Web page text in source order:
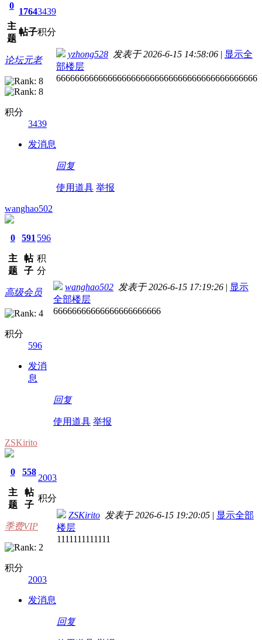
0
主
题
1764
帖子
3439
积分
论坛元老
积分
3439
发消息
yzhong528 发表于 2026-6-15 14:58:06 | 显示全
部楼层
6666666666666666666666666666666666666666666
回复
使用道具 举报
wanghao502
0
主
题
591
帖
子
596
积
分
高级会员
积分
596
发消
息
wanghao502 发表于 2026-6-15 17:19:26 | 显示
全部楼层
66666666666666666666666
回复
使用道具 举报
ZSKirito
0
主
题
558
帖
子
2003
积分
季费VIP
积分
2003
发消息
ZSKirito 发表于 2026-6-15 19:20:05 | 显示全部
楼层
1111111111111
回复